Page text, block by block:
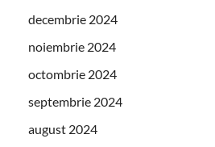
decembrie 2024
noiembrie 2024
octombrie 2024
septembrie 2024
august 2024